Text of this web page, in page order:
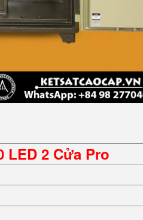
LED 2 Cửa Pro